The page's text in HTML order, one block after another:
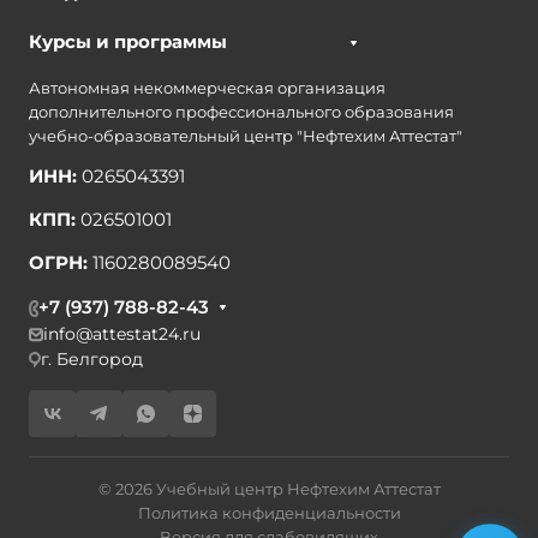
Курсы и программы
Автономная некоммерческая организация
дополнительного профессионального образования
учебно-образовательный центр "Нефтехим Аттестат"
ИНН: 0265043391
КПП: 026501001
ОГРН: 1160280089540
+7 (937) 788-82-43
info@attestat24.ru
г. Белгород
© 2026 Учебный центр Нефтехим Аттестат
Политика конфиденциальности